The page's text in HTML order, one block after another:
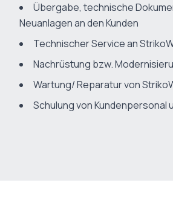
Übergabe, technische
Neuanlagen an den Kunden
Technischer Service an
Nachrüstung bzw.
Wartung/ Reparatur von
Schulung von